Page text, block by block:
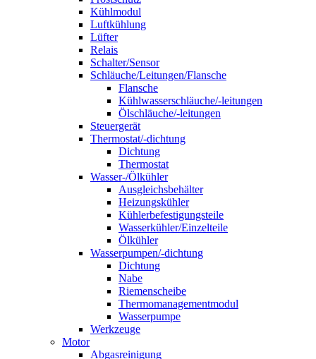
Kühlmodul
Luftkühlung
Lüfter
Relais
Schalter/Sensor
Schläuche/Leitungen/Flansche
Flansche
Kühlwasserschläuche/-leitungen
Ölschläuche/-leitungen
Steuergerät
Thermostat/-dichtung
Dichtung
Thermostat
Wasser-/Ölkühler
Ausgleichsbehälter
Heizungskühler
Kühlerbefestigungsteile
Wasserkühler/Einzelteile
Ölkühler
Wasserpumpen/-dichtung
Dichtung
Nabe
Riemenscheibe
Thermomanagementmodul
Wasserpumpe
Werkzeuge
Motor
Abgasreinigung